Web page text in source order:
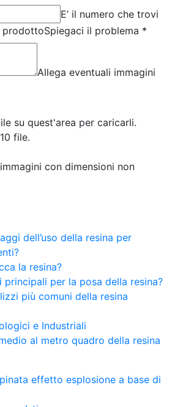
E’ il numero che trovi
prodottoSpiegaci il problema *
Allega eventuali immagini
su quest'area per caricarli.
file.
con dimensioni non
dell’uso della resina per
la resina?
principali per la posa della resina?
più comuni della resina
e Industriali
al metro quadro della resina
effetto esplosione a base di